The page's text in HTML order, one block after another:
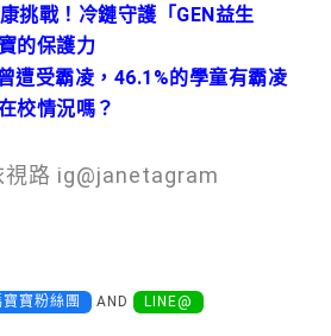
挑戰！冷鏈守護「GEN益生
的保護力
遭受霸凌，46.1%的學童有霸凌
校情況嗎？
路 ig@janetagram
寶粉絲團 AND LINE@